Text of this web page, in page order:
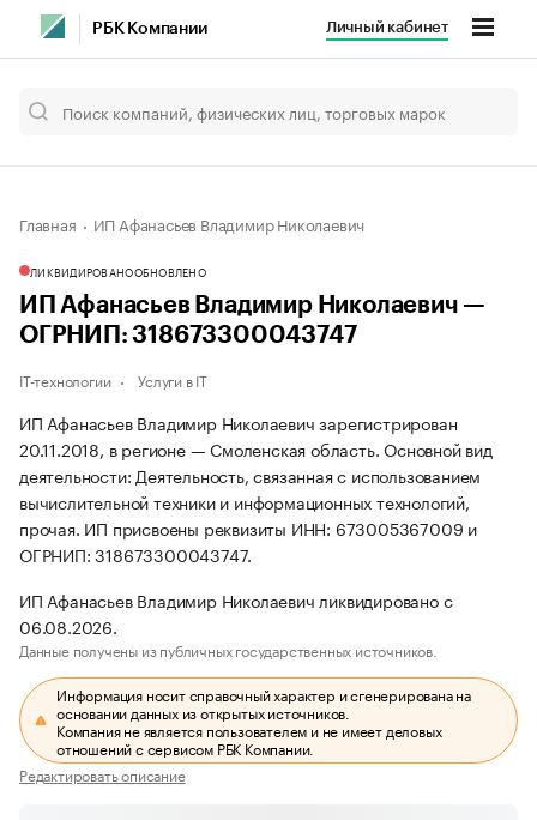
РБК Компании Личный кабинет
Главная ИП Афанасьев Владимир Николаевич
ЛИКВИДИРОВАНООБНОВЛЕНО
ИП Афанасьев Владимир Николаевич —
ОГРНИП: 318673300043747
IT-технологии Услуги в IT
ИП Афанасьев Владимир Николаевич зарегистрирован
20.11.2018, в регионе — Смоленская область. Основной вид
деятельности: Деятельность, связанная с использованием
вычислительной техники и информационных технологий,
прочая. ИП присвоены реквизиты ИНН: 673005367009 и
ОГРНИП: 318673300043747.
ИП Афанасьев Владимир Николаевич ликвидировано с
06.08.2026.
Данные получены из публичных государственных источников.
Информация носит справочный характер и сгенерирована на
основании данных из открытых источников.
Компания не является пользователем и не имеет деловых
отношений с сервисом РБК Компании.
Редактировать описание